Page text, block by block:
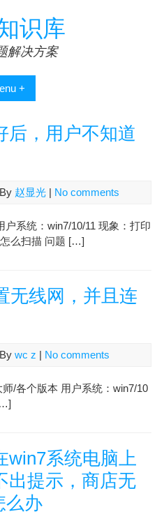
识库
解决方案
+
后，用户不知道
赵显光| No comments
系统：win7/10/11 现象：打印
么扫描 问题 […]
无线网，并且连
wc z | No comments
/各个版本 用户系统：win7/10
win7系统电脑上
出提示，商店无
么办